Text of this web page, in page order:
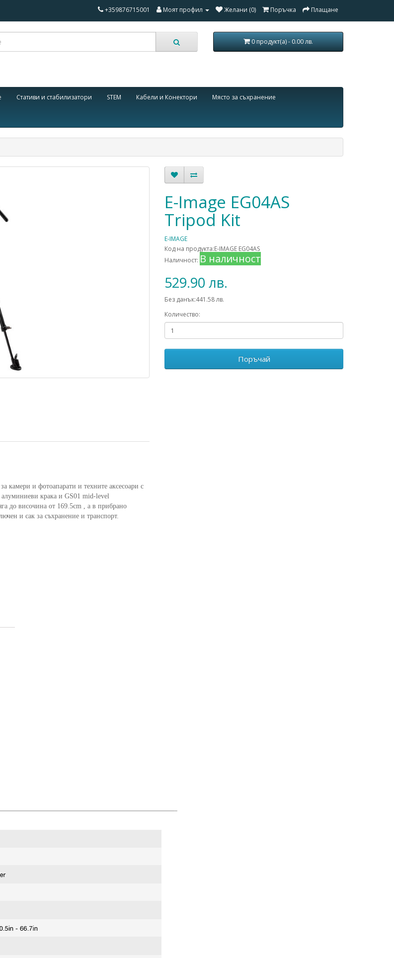
+359876715001 Моят профил Желани (0) Поръчка Плащане
0 продукт(а) - 0.00 лв.
Стативи и стабилизатори STEM Кабели и Конектори Място за съхранение
камери и фотоапарати и техните аксесоари с
крака и GS01 mid-level
до височина от 169.5cm , а в прибрано
и сак за съхранение и транспорт.
E-Image EG04AS
Tripod Kit
E-IMAGE
Код на продукта:E-IMAGE EG04AS
Наличност: В наличност
529.90 лв.
Без данък:441.58 лв.
Количество:
Поръчай